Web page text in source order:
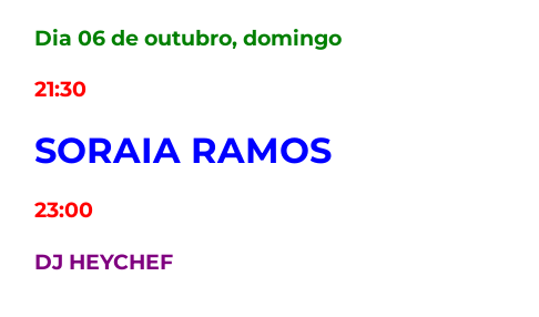
Dia 06 de outubro, domingo
21:30
SORAIA RAMOS
23:00
DJ HEYCHEF